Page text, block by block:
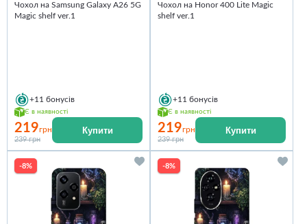
Чохол на Samsung Galaxy A26 5G
Magic shelf ver.1
+11 бонусів
Є в наявності
219грн
239 грн
Купити
Чохол на Honor 400 Lite Magic
shelf ver.1
+11 бонусів
Є в наявності
219грн
239 грн
Купити
-8% -8%